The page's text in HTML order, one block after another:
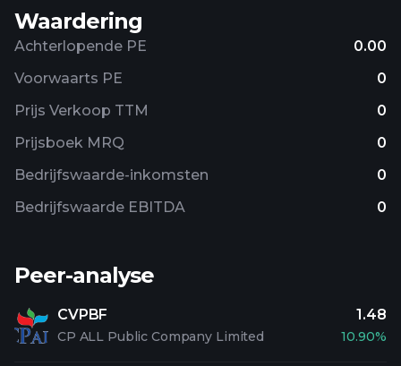
Waardering
Achterlopende PE
0.00
Voorwaarts PE
0
Prijs Verkoop TTM
0
Prijsboek MRQ
0
Bedrijfswaarde-inkomsten
0
Bedrijfswaarde EBITDA
0
Peer-analyse
CVPBF
CP ALL Public Company Limited
1.48
10.90%